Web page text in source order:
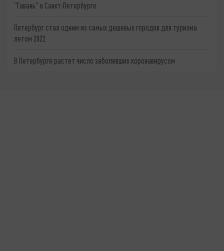
"Гавань" в Санкт-Петербурге
Петербург стал одним из самых дешевых городов для туризма
летом 2022
В Петербурге растет число заболевших коронавирусом